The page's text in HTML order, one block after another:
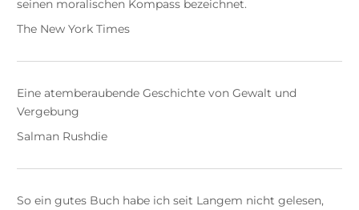
seinen moralischen Kompass bezeichnet.
The New York Times
Eine atemberaubende Geschichte von Gewalt und
Vergebung
Salman Rushdie
So ein gutes Buch habe ich seit Langem nicht gelesen,